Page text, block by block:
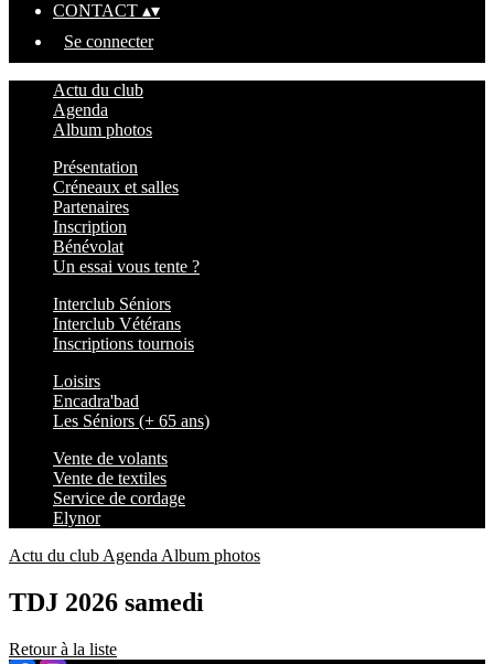
CONTACT ▴▾
Se connecter
Actu du club
Agenda
Album photos
Présentation
Créneaux et salles
Partenaires
Inscription
Bénévolat
Un essai vous tente ?
Interclub Séniors
Interclub Vétérans
Inscriptions tournois
Loisirs
Encadra'bad
Les Séniors (+ 65 ans)
Vente de volants
Vente de textiles
Service de cordage
Elynor
Actu du club Agenda Album photos
TDJ 2026 samedi
Retour à la liste